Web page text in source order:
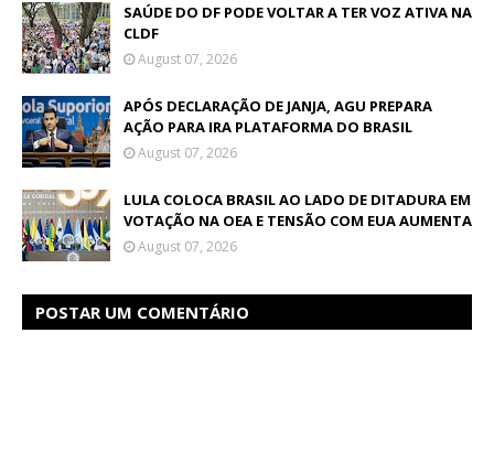
SAÚDE DO DF PODE VOLTAR A TER VOZ ATIVA NA
CLDF
August 07, 2026
APÓS DECLARAÇÃO DE JANJA, AGU PREPARA
AÇÃO PARA IRA PLATAFORMA DO BRASIL
August 07, 2026
LULA COLOCA BRASIL AO LADO DE DITADURA EM
VOTAÇÃO NA OEA E TENSÃO COM EUA AUMENTA
August 07, 2026
POSTAR UM COMENTÁRIO